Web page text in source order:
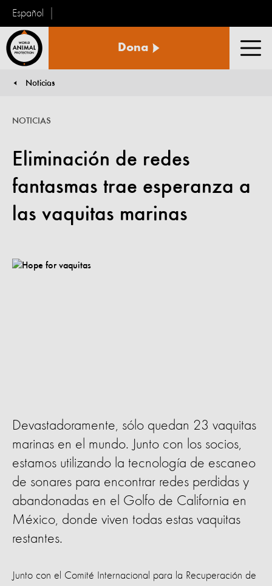
Español
Animal
Dona
Noticias
Eliminación de redes
fantasmas trae esperanza a
las vaquitas marinas
NOTICIAS
Devastadoramente, sólo quedan 23 vaquitas
marinas en el mundo. Junto con los socios,
estamos utilizando la tecnología de escaneo
de sonares para encontrar redes perdidas y
abandonadas en el Golfo de California en
México, donde viven todas estas vaquitas
restantes.
Junto con el Comité Internacional para la Recuperación de